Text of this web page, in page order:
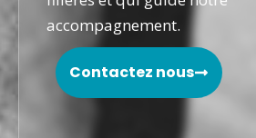
accompagnement.
Contactez nous